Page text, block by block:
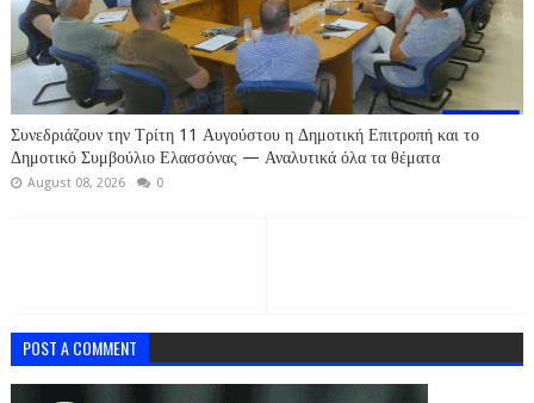
Συνεδριάζουν την Τρίτη 11 Αυγούστου η Δημοτική Επιτροπή και το
Δημοτικό Συμβούλιο Ελασσόνας — Αναλυτικά όλα τα θέματα
August 08, 2026 0
POST A COMMENT